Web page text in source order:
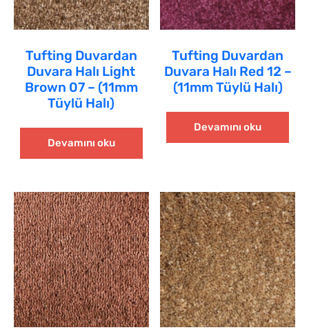
Tufting Duvardan
Duvara Halı Light
Brown 07 – (11mm
Tüylü Halı)
Devamını oku
Tufting Duvardan
Duvara Halı Red 12 –
(11mm Tüylü Halı)
Devamını oku